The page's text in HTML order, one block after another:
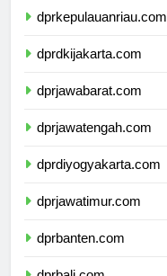
dprkepulauanriau.com
dprdkijakarta.com
dprjawabarat.com
dprjawatengah.com
dprdiyogyakarta.com
dprjawatimur.com
dprbanten.com